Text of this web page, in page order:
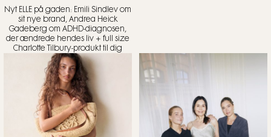
Nyt ELLE på gaden: Emili Sindlev om
sit nye brand, Andrea Heick
Gadeberg om ADHD-diagnosen,
der ændrede hendes liv + full size
Charlotte Tilbury-produkt til dig